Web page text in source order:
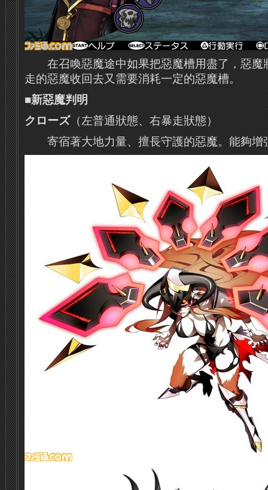
在召喚惡魔途中如果把惡魔槽用盡了，惡魔
走的惡魔收回去又需要消耗一定的惡魔槽。
■新惡魔判明
クローズ（左普通狀態、右暴走狀態）
寄宿著大地力量、擅長守護的惡魔。 能夠增